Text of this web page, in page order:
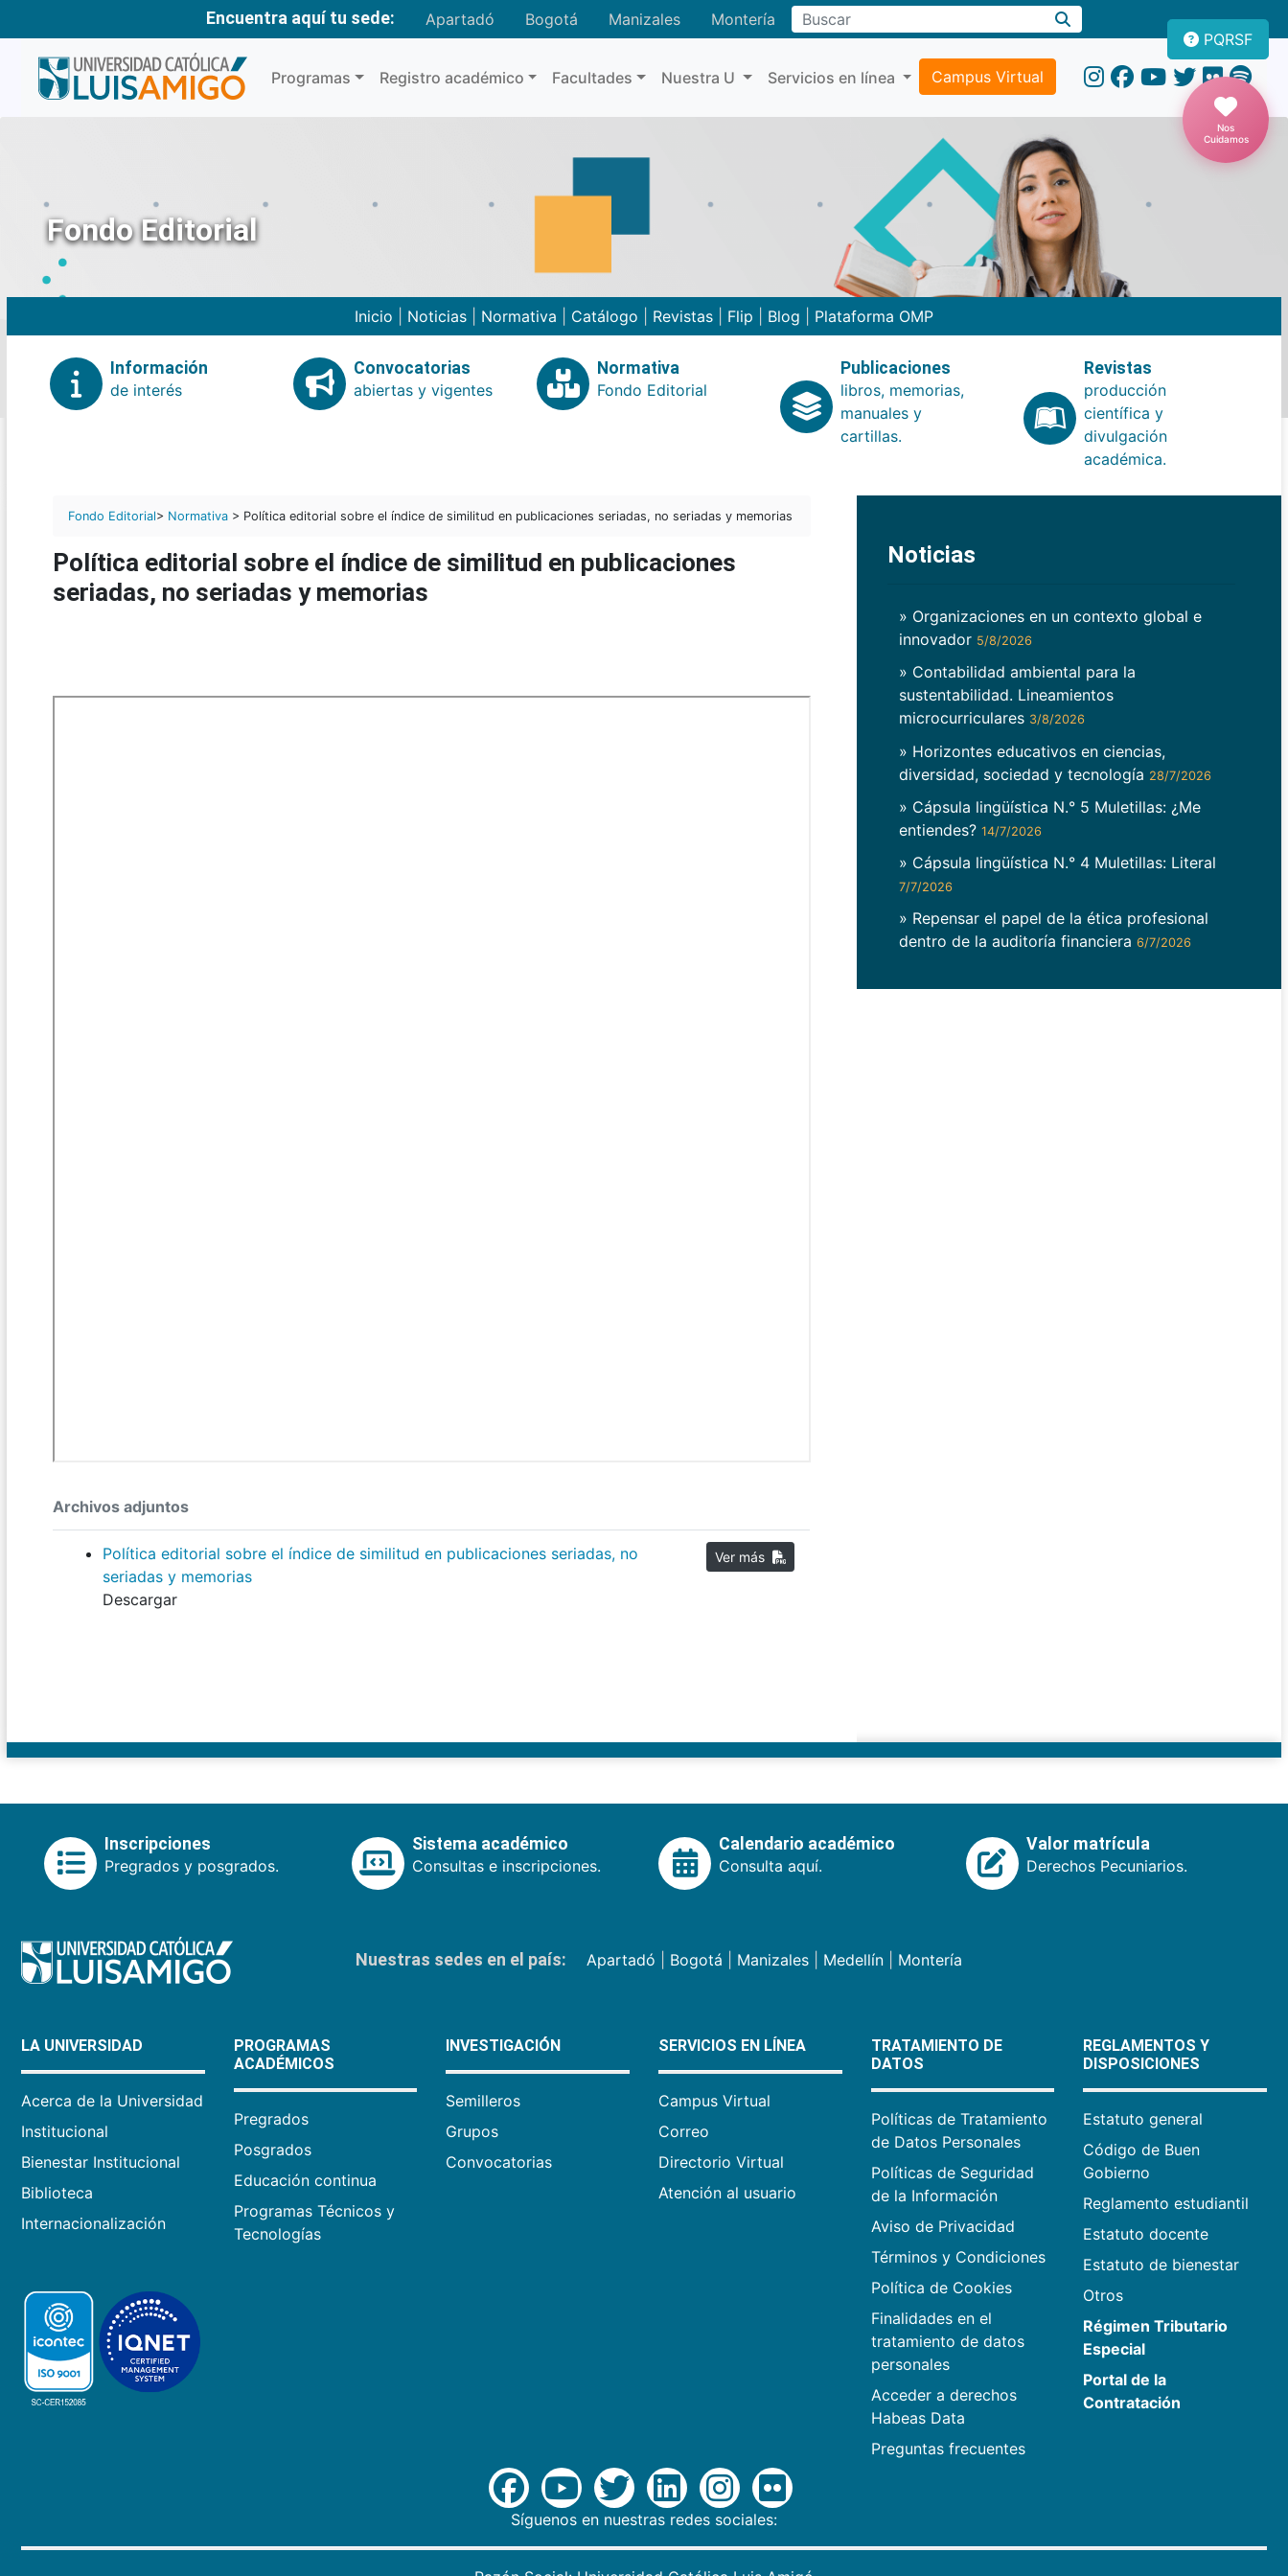
Encuentra aquí tu sede: Apartadó Bogotá Manizales MonteríaBuscar
Programas Registro académico Facultades Nuestra U Servicios en línea Campus Virtual
PQRSF
Nos
Cuidamos
Fondo Editorial
Inicio Noticias Normativa Catálogo Revistas Flip Blog Plataforma OMP
Información
de interés
Convocatorias
abiertas y vigentes
Normativa
Fondo Editorial
Publicaciones
libros, memorias,
manuales y
cartillas.
Revistas
producción
científica y
divulgación
académica.
Fondo Editorial> Normativa > Política editorial sobre el índice de similitud en publicaciones seriadas, no seriadas y memorias
Política editorial sobre el índice de similitud en publicaciones
seriadas, no seriadas y memorias
Archivos adjuntos
Política editorial sobre el índice de similitud en publicaciones seriadas, no
seriadas y memorias
Descargar
Noticias
» Organizaciones en un contexto global e
innovador 5/8/2026
» Contabilidad ambiental para la
sustentabilidad. Lineamientos
microcurriculares 3/8/2026
» Horizontes educativos en ciencias,
diversidad, sociedad y tecnología 28/7/2026
» Cápsula lingüística N.° 5 Muletillas: ¿Me
entiendes? 14/7/2026
» Cápsula lingüística N.° 4 Muletillas: Literal
7/7/2026
» Repensar el papel de la ética profesional
dentro de la auditoría financiera 6/7/2026
Inscripciones
Pregrados y posgrados.
Sistema académico
Consultas e inscripciones.
Calendario académico
Consulta aquí.
Valor matrícula
Derechos Pecuniarios.
Nuestras sedes en el país: Apartadó Bogotá Manizales| Medellín| Montería
LA UNIVERSIDAD
Acerca de la Universidad
Institucional
Bienestar Institucional
Biblioteca
Internacionalización
PROGRAMAS
ACADÉMICOS
Pregrados
Posgrados
Educación continua
Programas Técnicos y
Tecnologías
INVESTIGACIÓN
Semilleros
Grupos
Convocatorias
SERVICIOS EN LÍNEA
Campus Virtual
Correo
Directorio Virtual
Atención al usuario
TRATAMIENTO DE
DATOS
Políticas de Tratamiento
de Datos Personales
Políticas de Seguridad
de la Información
Aviso de Privacidad
Términos y Condiciones
Política de Cookies
Finalidades en el
tratamiento de datos
personales
Acceder a derechos
Habeas Data
Preguntas frecuentes
REGLAMENTOS Y
DISPOSICIONES
Estatuto general
Código de Buen
Gobierno
Reglamento estudiantil
Estatuto docente
Estatuto de bienestar
Otros
Régimen Tributario
Especial
Portal de la
Contratación
Síguenos en nuestras redes sociales: